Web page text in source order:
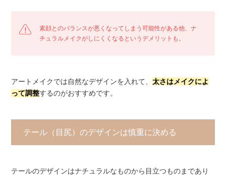
素顔とのバランスが悪くなってしまう可能性がある他、ナ
チュラルメイクがしにくくなるというデメリットも。
アートメイクでは自然なデザインを入れて、太さはメイクによ
って調整するのがおすすめです。
テール（目尻）のデザインは慎重に決める
テールのデザインはナチュラルなものから目立つものまであり